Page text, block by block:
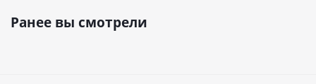
Ранее вы смотрели